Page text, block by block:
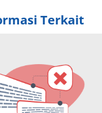
Terkait